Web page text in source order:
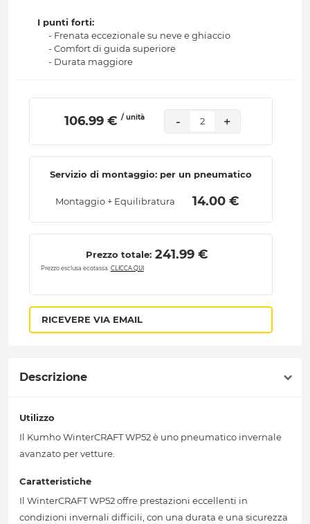
I punti forti:
- Frenata eccezionale su neve e ghiaccio
- Comfort di guida superiore
- Durata maggiore
106.99 € / unità - 2 +
Servizio di montaggio: per un pneumatico
Montaggio + Equilibratura 14.00 €
Prezzo totale: 241.99 €
Prezzo esclusa ecotassa. CLICCA QUI
RICEVERE VIA EMAIL
Descrizione
Utilizzo
Il Kumho WinterCRAFT WP52 è uno pneumatico invernale
avanzato per vetture.
Caratteristiche
Il WinterCRAFT WP52 offre prestazioni eccellenti in
condizioni invernali difficili, con una durata e una sicurezza